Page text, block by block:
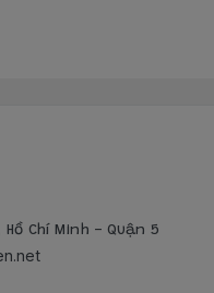
Chí Minh - Quận 5